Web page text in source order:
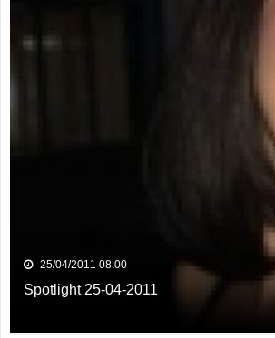
25/04/2011 08:00
Spotlight 25-04-2011